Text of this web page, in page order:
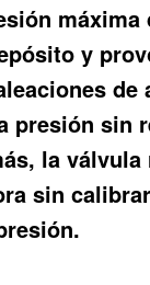
y
presión sin
la
sin